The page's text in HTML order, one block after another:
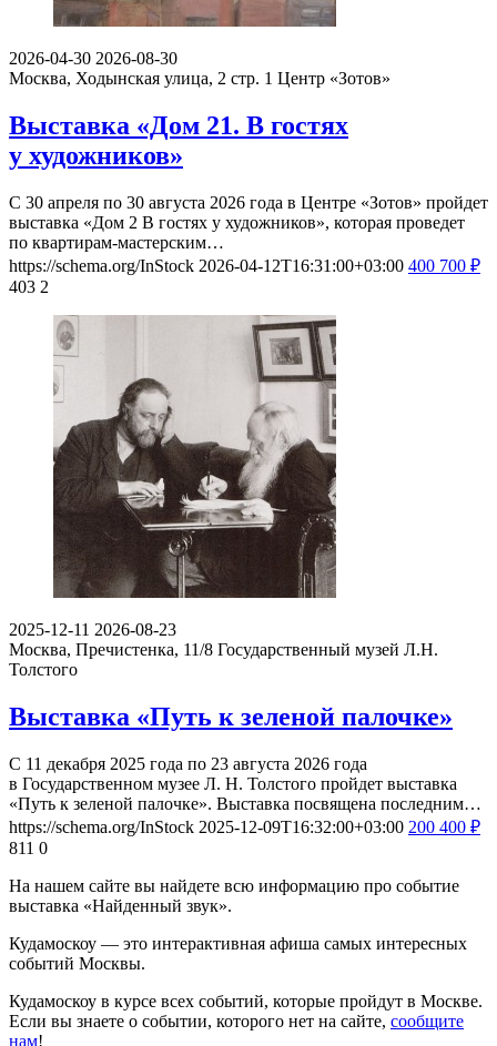
2026-04-30 2026-08-30
Москва, Ходынская улица, 2 стр. 1 Центр «Зотов»
Выставка «Дом 21. В гостях
у художников»
С 30 апреля по 30 августа 2026 года в Центре «Зотов» пройдет
выставка «Дом 2 В гостях у художников», которая проведет
по квартирам-мастерским…
https://schema.org/InStock 2026-04-12T16:31:00+03:00 400 700 ₽
403 2
2025-12-11 2026-08-23
Москва, Пречистенка, 11/8 Государственный музей Л.Н.
Толстого
Выставка «Путь к зеленой палочке»
С 11 декабря 2025 года по 23 августа 2026 года
в Государственном музее Л. Н. Толстого пройдет выставка
«Путь к зеленой палочке». Выставка посвящена последним…
https://schema.org/InStock 2025-12-09T16:32:00+03:00 200 400 ₽
811 0
На нашем сайте вы найдете всю информацию про событие
выставка «Найденный звук».
Кудамоскоу — это интерактивная афиша самых интересных
событий Москвы.
Кудамоскоу в курсе всех событий, которые пройдут в Москве.
Если вы знаете о событии, которого нет на сайте, сообщите
нам!